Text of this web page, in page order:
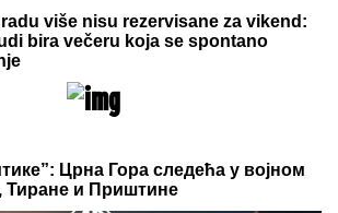
svađe i šta se desilo na
sa Zlatom i Mikijem:
sam venčanicu, pevaće
Andreana Čekić"